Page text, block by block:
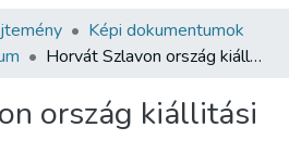
Képi dokumentumok
Horvát Szlavon ország kiállitási csarnoka
ország kiállitási